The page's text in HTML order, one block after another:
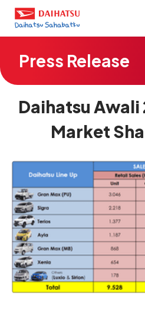
Press Release
Daihatsu Awali
Market